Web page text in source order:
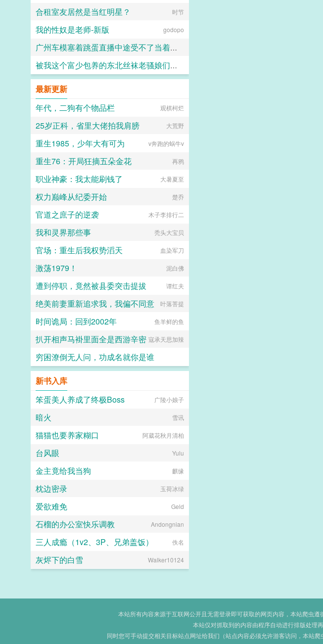
合租室友居然是当红明星？ 时节
我的性奴是老师-新版 godopo
广州车模塞着跳蛋直播中途受不了当着镜头前让顾客插了进去
二十三
被我这个富少包养的东北丝袜老骚娘们（无绿改）
最新更新
年代，二狗有个物品栏
观棋柯烂
25岁正科，省里大佬拍我肩膀 大荒野
重生1985，少年大有可为 v奔跑的蜗牛v
重生76：开局狂摘五朵金花 再鸦
职业神豪：我太能刷钱了 大暑夏至
权力巅峰从纪委开始 楚乔
官道之庶子的逆袭 木子李排行二
我和灵界那些事 秃头大宝贝
官场：重生后我权势滔天 血染军刀
激荡1979！ 泥白佛
遭到停职，竟然被县委突击提拔 谭红夫
绝美前妻重新追求我，我偏不同意 叶落菩提
时间诡局：回到2002年 鱼羊鲜的鱼
扒开相声马褂里面全是西游辛密 寇承天思加辣
穷困潦倒无人问，功成名就你是谁
新书入库
笨蛋美人养成了终极Boss
广陵小娘子
暗火 雪讯
猫猫也要养家糊口 阿葳花秋月清柏
台风眼 Yulu
金主竟给我当狗 麒缘
枕边密录 玉荷冰绿
爱欲难免 Geld
石榴的办公室快乐调教 Andongnian
三人成瘾（1v2、3P、兄弟盖饭） 佚名
灰烬下的白雪 Walker10124
本站所有内容来源于互联网公开且无需登录即可获取的网页内容，本站爬虫
本站仅对抓取到的内容由程序自动进行排版处理
同时您可手动提交相关目标站点网址给我们（站点内容必须允许游客访问，本站